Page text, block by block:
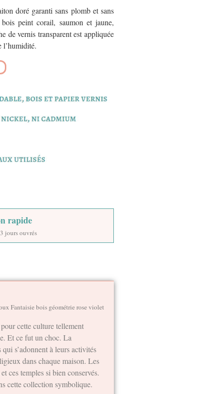
doré garanti sans plomb et sans
peint corail, saumon et jaune,
de vernis transparent est appliquée
l’humidité.
rapide
jours ouvrés
Fantaisie bois géométrie rose violet
cette culture tellement
Et ce fut un choc. La
s’adonnent à leurs activités
dans chaque maison. Les
ces temples si bien conservés.
cette collection symbolique.